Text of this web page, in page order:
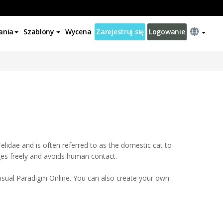
Szablony Wycena Zarejestruj się Logowanie
and is often referred to as the domestic cat to
freely and avoids human contact.
Paradigm Online. You can also create your own